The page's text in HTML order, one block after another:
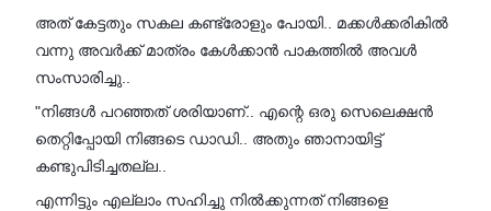
അത് കേട്ടതും സകല കണ്ട്രോളും പോയി.. മക്കൾക്കരികിൽ
വന്നു അവർക്ക് മാത്രം കേൾക്കാൻ പാകത്തിൽ അവൾ
സംസാരിച്ചു..
"നിങ്ങൾ പറഞ്ഞത് ശരിയാണ്.. എന്റെ ഒരു സെലെക്ഷൻ
തെറ്റിപ്പോയി നിങ്ങടെ ഡാഡി.. അതും ഞാനായിട്ട്
കണ്ടുപിടിച്ചതല്ല..
എന്നിട്ടും എല്ലാം സഹിച്ചു നിൽക്കുന്നത് നിങ്ങളെ